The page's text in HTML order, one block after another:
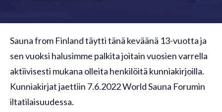
Sauna from Finland täytti tänä keväänä 13-vuotta ja
sen vuoksi halusimme palkita joitain vuosien varrella
aktiivisesti mukana olleita henkilöitä kunniakirjoilla.
Kunniakirjat jaettiin 7.6.2022 World Sauna Forumin
iltatilaisuudessa.